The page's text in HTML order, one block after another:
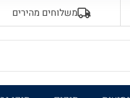
משלוחים מהירים